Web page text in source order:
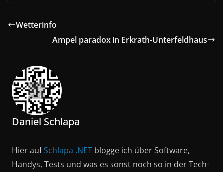
Wetterinfo
Ampel paradox in Erkrath-Unterfeldhaus
Daniel Schlapa
Hier aufSchlapa .NET blogge ich über Software,
Handys, Tests und was es sonst noch so in der Tech-